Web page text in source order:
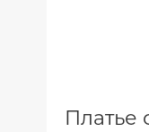
Платье